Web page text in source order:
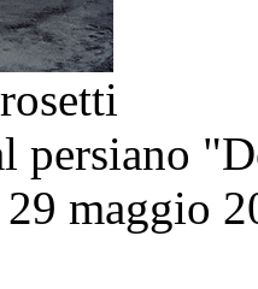
persiano
maggio